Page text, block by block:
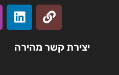
יצירת קשר מהירה